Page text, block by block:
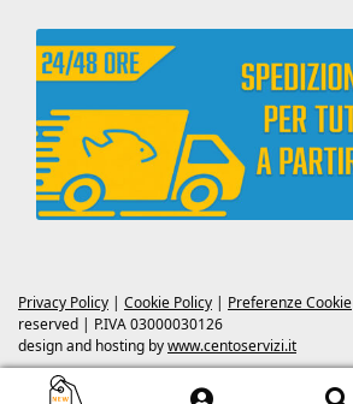
Privacy Policy | Cookie Policy | Preferenze Cookie
reserved | P.IVA 03000030126
design and hosting bywww.centoservizi.it